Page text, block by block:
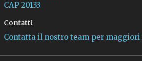
CAP 20133
Contatti
Contatta il nostro team per